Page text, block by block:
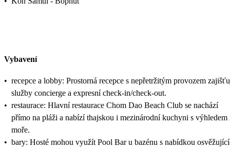
Vybavení
• recepce a lobby: Prostorná recepce s nepřetržitým provozem
služby concierge a expresní check-in/check-out.
• restaurace: Hlavní restaurace Chom Dao Beach Club se nachází
přímo na pláži a nabízí thajskou i mezinárodní kuchyni s výhledem
moře.
• bary: Hosté mohou využít Pool Bar u bazénu s nabídkou